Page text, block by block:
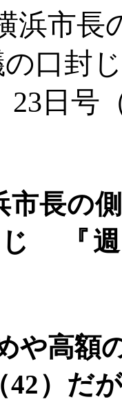
浜市
の口封
23日号
市長の
じ 『
や高額
42）だ